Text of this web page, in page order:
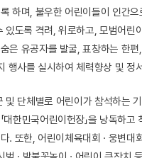
하며, 불우한 어린이들이 인간
있도록 격려, 위로하고, 모범어린
은 유공자를 발굴, 표창하는 한편
행사를 실시하여 체력향상 및 정
및 단체별로 어린이가 참석하는
대한민국어린이헌장」을 낭독하고
. 또한, 어린이체육대회 · 웅변대